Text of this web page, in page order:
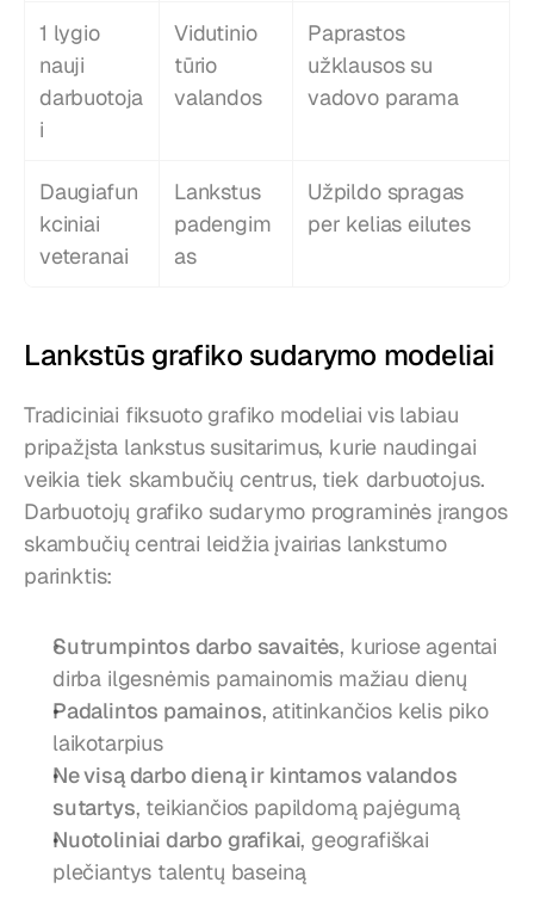
1 lygio
nauji
darbuotoja
i
Vidutinio
tūrio
valandos
Paprastos
užklausos su
vadovo parama
Daugiafun
kciniai
veteranai
Lankstus
padengim
as
Užpildo spragas
per kelias eilutes
Lankstūs grafiko sudarymo modeliai
Tradiciniai fiksuoto grafiko modeliai vis labiau
pripažįsta lankstus susitarimus, kurie naudingai
veikia tiek skambučių centrus, tiek darbuotojus.
Darbuotojų grafiko sudarymo programinės įrangos
skambučių centrai leidžia įvairias lankstumo
parinktis:
Sutrumpintos darbo savaitės, kuriose agentai
dirba ilgesnėmis pamainomis mažiau dienų
Padalintos pamainos, atitinkančios kelis piko
laikotarpius
Ne visą darbo dieną ir kintamos valandos
sutartys, teikiančios papildomą pajėgumą
Nuotoliniai darbo grafikai, geografiškai
plečiantys talentų baseiną